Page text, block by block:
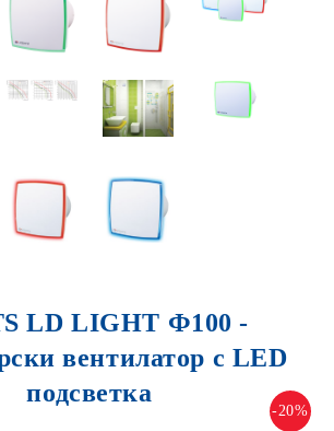
LD LIGHT Ф100 -
вентилатор с LED
подсветка
-20%